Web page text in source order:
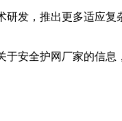
发，推出更多适应复
安全护网厂家的信息